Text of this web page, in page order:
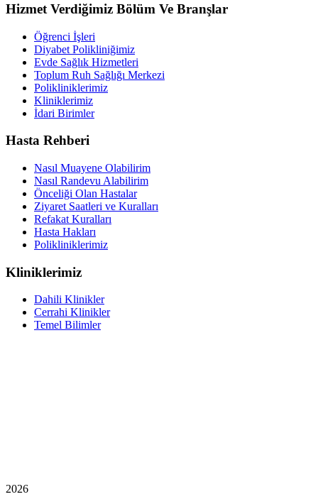
Hizmet Verdiğimiz Bölüm Ve Branşlar
Öğrenci İşleri
Diyabet Polikliniğimiz
Evde Sağlık Hizmetleri
Toplum Ruh Sağlığı Merkezi
Polikliniklerimiz
Kliniklerimiz
İdari Birimler
Hasta Rehberi
Nasıl Muayene Olabilirim
Nasıl Randevu Alabilirim
Önceliği Olan Hastalar
Ziyaret Saatleri ve Kuralları
Refakat Kuralları
Hasta Hakları
Polikliniklerimiz
Kliniklerimiz
Dahili Klinikler
Cerrahi Klinikler
Temel Bilimler
2026